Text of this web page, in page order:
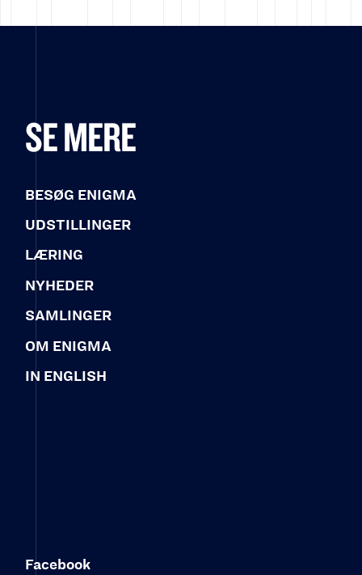
SE MERE
BESØG ENIGMA
UDSTILLINGER
LÆRING
NYHEDER
SAMLINGER
OM ENIGMA
IN ENGLISH
Facebook